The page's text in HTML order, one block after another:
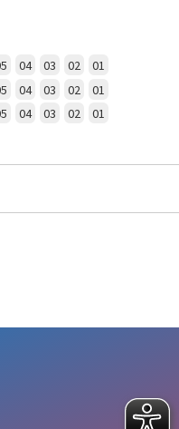
04 03 02 01
04 03 02 01
04 03 02
01